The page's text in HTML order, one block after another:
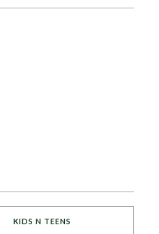
KIDS N TEENS